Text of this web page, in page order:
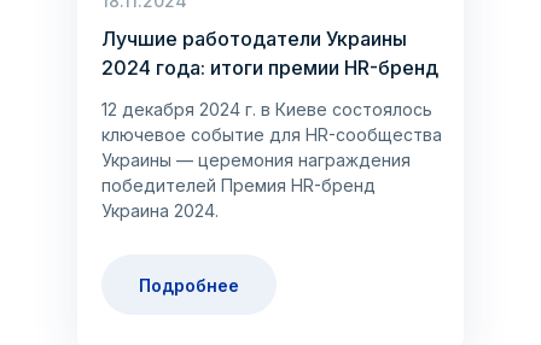
Лучшие работодатели Украины
2024 года: итоги премии HR-бренд
12 декабря 2024 г. в Киеве состоялось
ключевое событие для HR-сообщества
Украины — церемония награждения
победителей Премия HR-бренд
Украина 2024.
Подробнее